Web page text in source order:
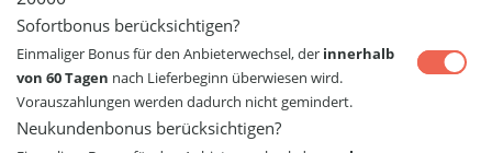
Sofortbonus berücksichtigen?
Einmaliger Bonus für den Anbieterwechsel, der innerhalb
von 60 Tagen nach Lieferbeginn überwiesen wird.
Vorauszahlungen werden dadurch nicht gemindert.
Neukundenbonus berücksichtigen?